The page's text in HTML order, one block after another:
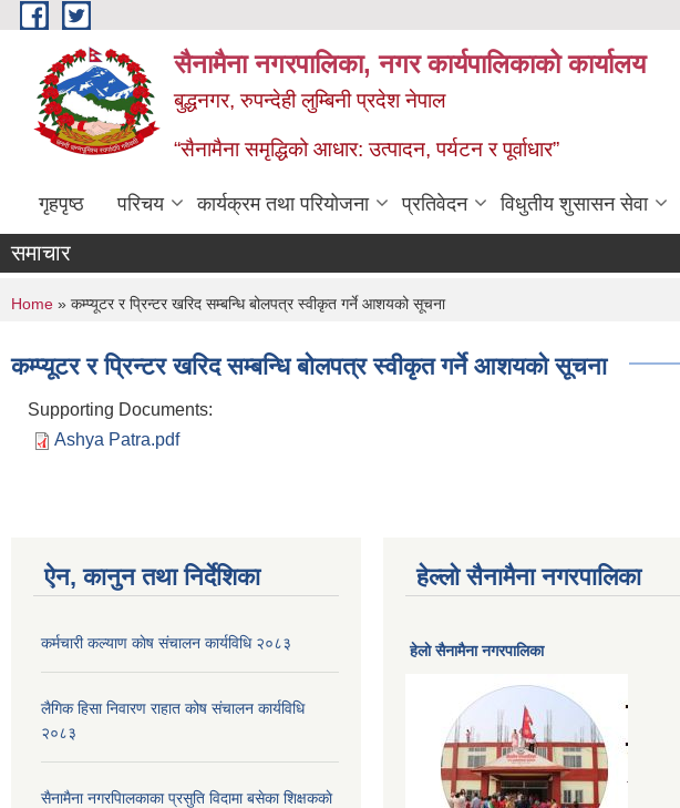
Skip to main content
सैनामैना नगरपालिका, नगर कार्यपालिकाको कार्यालय
बुद्धनगर, रुपन्देही लुम्बिनी प्रदेश नेपाल
“सैनामैना समृद्धिको आधार: उत्पादन, पर्यटन र पूर्वाधार”
गृहपृष्ठ परिचय कार्यक्रम तथा परियोजना प्रतिवेदन विधुतीय शुसासन सेवा
समाचार
You are here
Home » कम्प्यूटर र प्रिन्टर खरिद सम्बन्धि बोलपत्र स्वीकृत गर्ने आशयको सूचना
कम्प्यूटर र प्रिन्टर खरिद सम्बन्धि बोलपत्र स्वीकृत गर्ने आशयको सूचना
Supporting Documents:
Ashya Patra.pdf
ऐन, कानुन तथा निर्देशिका
कर्मचारी कल्याण काेष संचालन कार्यविधि २०८३
लैगिक हिसा निवारण राहात कोष संचालन कार्यविधि
२०८३
सैनामैना नगरपािलकाका प्रसुति विदामा बसेका शिक्षककाे
हेल्लो सैनामैना नगरपालिका
हेलाे सैनामैना नगरपालिका